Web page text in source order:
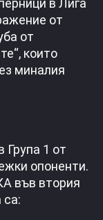
от
от
които
миналия
Група 1 от
опоненти.
във втория
са: